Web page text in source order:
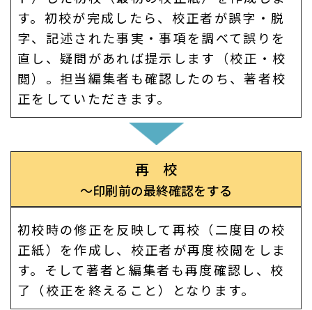
す。初校が完成したら、校正者が誤字・脱
字、記述された事実・事項を調べて誤りを
直し、疑問があれば提示します（校正・校
閲）。担当編集者も確認したのち、著者校
正をしていただきます。
再 校
～印刷前の最終確認をする
初校時の修正を反映して再校（二度目の校
正紙）を作成し、校正者が再度校閲をしま
す。そして著者と編集者も再度確認し、校
了（校正を終えること）となります。